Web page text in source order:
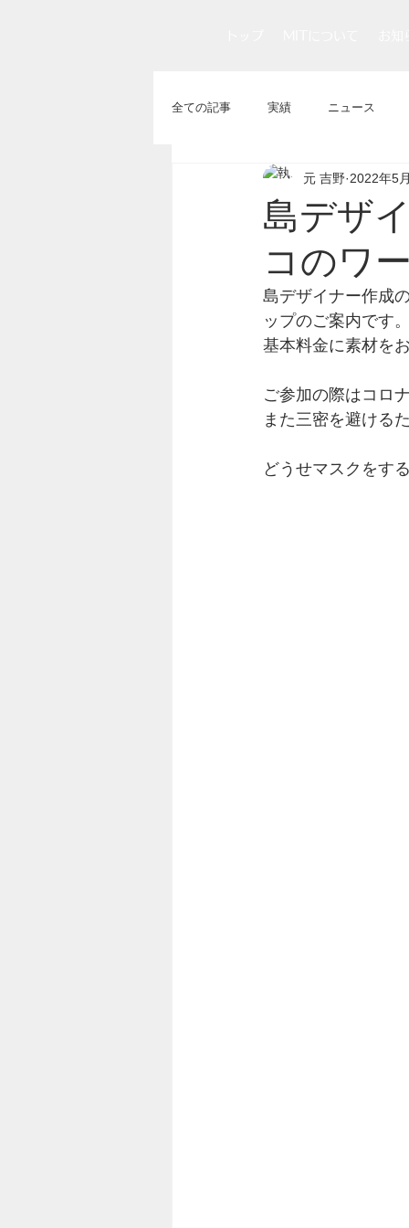
全ての記事 実績 ニュース
島デザ
コのワ
元 吉野 2022年5
島デザイナー作成
ップのご案内です
基本料金に素材を
ご参加の際はコロ
また三密を避ける
どうせマスクをす